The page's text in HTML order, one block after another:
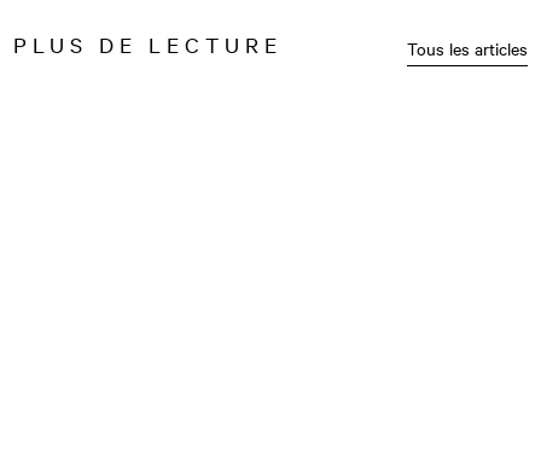
PLUS DE LECTURE Tous les articles